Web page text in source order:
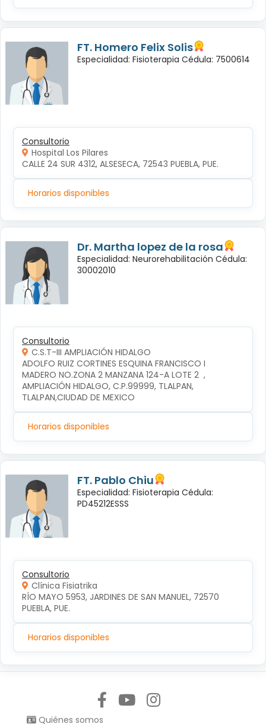
FT. Homero Felix Solis
Especialidad: Fisioterapia Cédula: 7500614
Consultorio
Hospital Los Pilares
CALLE 24 SUR 4312, ALSESECA, 72543 PUEBLA, PUE.
Horarios disponibles
Dr. Martha lopez de la rosa
Especialidad: Neurorehabilitación Cédula:
30002010
Consultorio
C.S.T-III AMPLIACIÓN HIDALGO
ADOLFO RUIZ CORTINES ESQUINA FRANCISCO I
MADERO NO.ZONA 2 MANZANA 124-A LOTE 2  ,
AMPLIACIÓN HIDALGO, C.P.99999, TLALPAN,
TLALPAN,CIUDAD DE MEXICO
Horarios disponibles
FT. Pablo Chiu
Especialidad: Fisioterapia Cédula:
PD45212ESSS
Consultorio
Clínica Fisiatrika
RÍO MAYO 5953, JARDINES DE SAN MANUEL, 72570
PUEBLA, PUE.
Horarios disponibles
Quiénes somos